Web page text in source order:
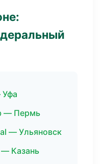
— Пермь
— Ульяновск
Казань